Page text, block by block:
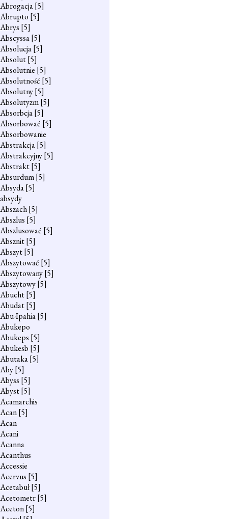
Abrogacja[5]
Abrupto [5]
Abrys [5]
Abscyssa[5]
Absolucja[5]
Absolut[5]
Absolutnie [5]
Absolutność [5]
Absolutny[5]
Absolutyzm[5]
Absorbcja[5]
Absorbować [5]
Absorbowanie
Abstrakcja[5]
Abstrakcyjny[5]
Abstrakt[5]
Absurdum[5]
Absyda[5]
absydy
Abszach[5]
Abszlus [5]
Abszlusować [5]
Absznit[5]
Abszyt[5]
Abszytować [5]
Abszytowany[5]
Abszytowy[5]
Abucht[5]
Abudat[5]
Abu-Ipahia[5]
Abukepo
Abukeps [5]
Abukesb [5]
Abutaka[5]
Aby[5]
Abyss [5]
Abyst[5]
Acamarchis
Acan[5]
Acan
Acani
Acanna
Acanthus
Accessie
Acervus [5]
Acetabuł[5]
Acetometr[5]
Aceton[5]